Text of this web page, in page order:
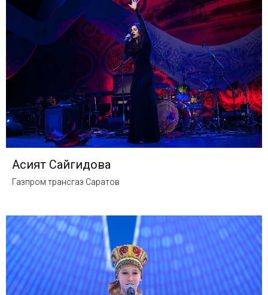
Асият Сайгидова
Газпром трансгаз Саратов